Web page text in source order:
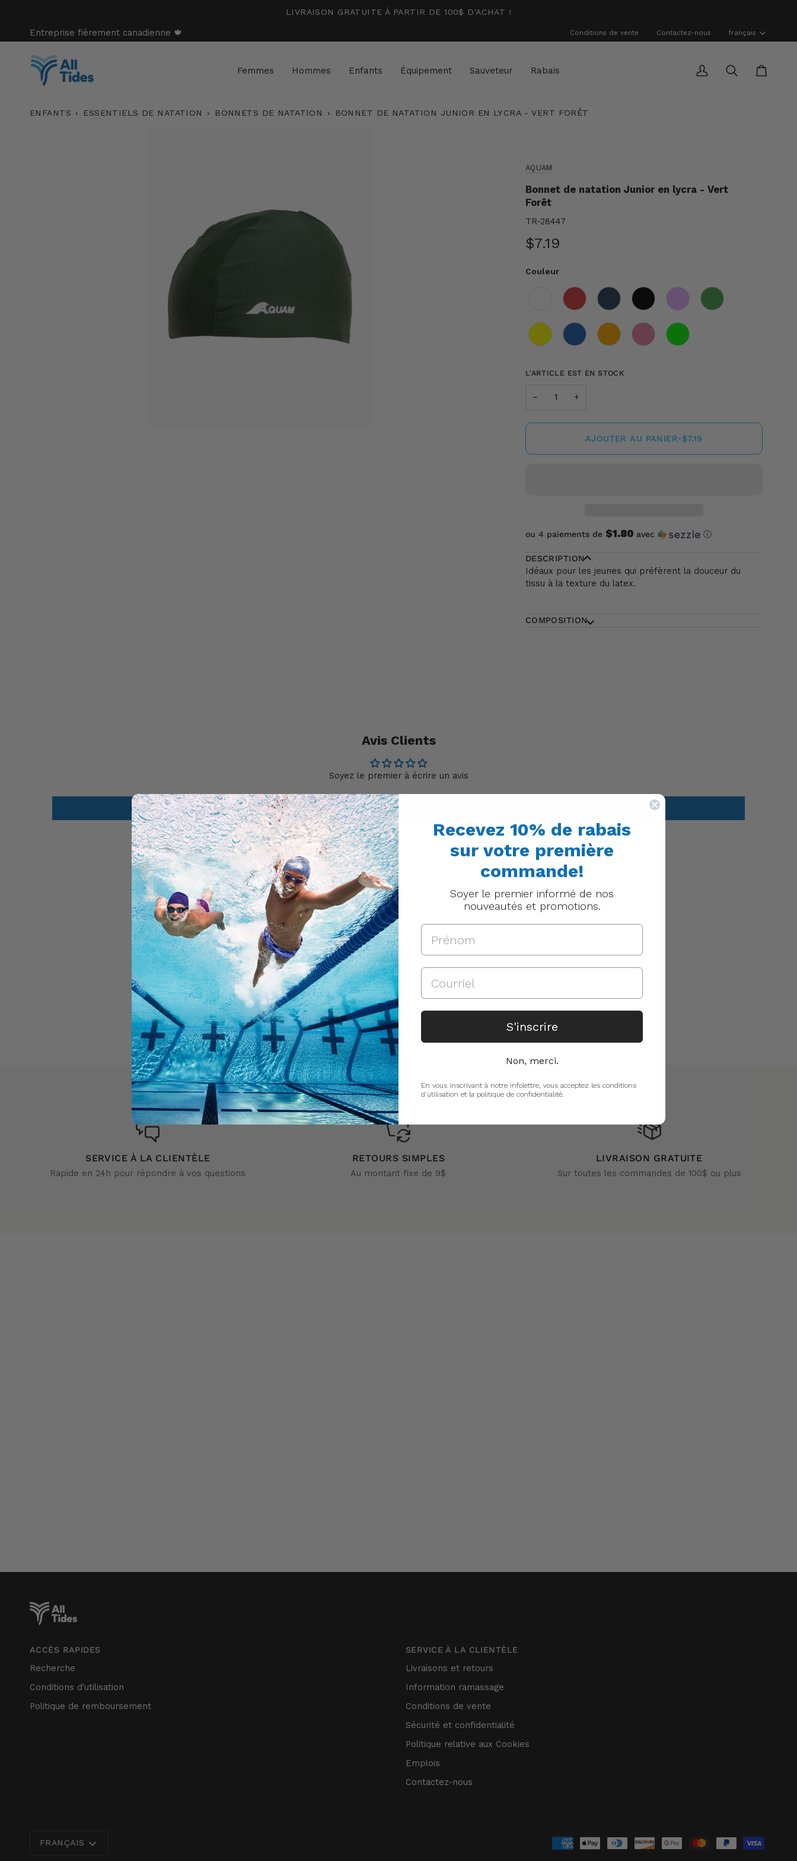
contenu
LIVRAISON GRATUITE À PARTIR DE 100$ D'ACHAT !
Entreprise fièrement canadienne 🍁 Conditions de vente Contactez-nous Langue
français
Femmes Hommes Enfants Équipement Sauveteur Rabais
Mon
RecherchePanier
ENFANTS › ESSENTIELS DE NATATION › BONNETS DE NATATION › BONNET DE NATATION JUNIOR EN LYCRA - VERT FORÊT
AQUAM
Bonnet de natation Junior en lycra - Vert
Forêt
TR-28447
$7.19
Couleur
L'ARTICLE EST EN STOCK
− +
AJOUTER AU PANIER•$7.19
ou 4 paiements de $1.80avec ⓘ
DESCRIPTION
Idéaux pour les jeunes qui préfèrent la douceur du
tissu à la texture du latex.
COMPOSITION
Avis Clients
Soyez le premier à écrire un avis
Écrire un avis
DES PRODUITS QUI POURRAIENT VOUS INTÉRESSER
SERVICE À LA CLIENTÈLE
Rapide en 24h pour répondre à vos questions
RETOURS SIMPLES
Au montant fixe de 9$
LIVRAISON GRATUITE
Sur toutes les commandes de 100$ ou plus
ACCÈS RAPIDES
Recherche
Conditions d'utilisation
Politique de remboursement
SERVICE À LA CLIENTÈLE
Livraisons et retours
Information ramassage
Conditions de vente
Sécurité et confidentialité
Politique relative aux Cookies
Emplois
Contactez-nous
Langue
FRANÇAIS
Recevez 10% de rabais
sur votre première
commande!
Soyer le premier informé de nos
nouveautés et promotions.
S'inscrire
Non, merci.
En vous inscrivant à notre infolettre, vous acceptez les conditions
d'utilisation et la politique de confidentialité.